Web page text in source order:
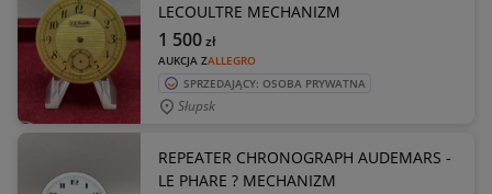
LECOULTRE MECHANIZM
AUKCJA ZALLEGRO
1 500zł
SPRZEDAJĄCY: OSOBA PRYWATNA
Słupsk
REPEATER CHRONOGRAPH AUDEMARS -
LE PHARE ? MECHANIZM